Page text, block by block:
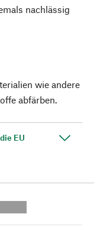
nachlässig
wie andere
abfärben.
EU